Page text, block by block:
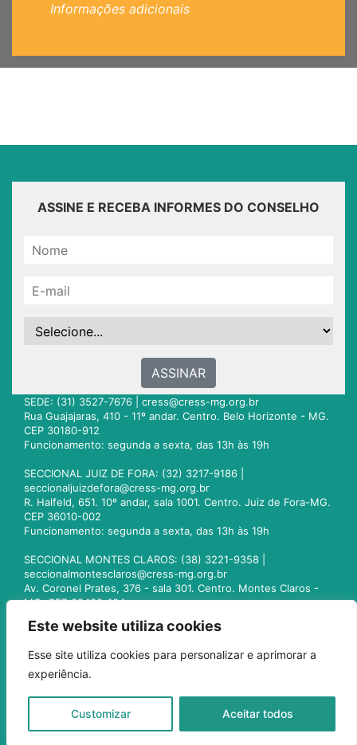
Este website utiliza cookies
Esse site utiliza cookies para personalizar e aprimorar a
experiência.
Customizar Aceitar todos
Informações adicionais
ASSINE E RECEBA INFORMES DO CONSELHO
ASSINAR
SEDE: (31) 3527-7676 | cress@cress-mg.org.br
Rua Guajajaras, 410 - 11º andar. Centro. Belo Horizonte - MG.
CEP 30180-912
Funcionamento: segunda a sexta, das 13h às 19h
SECCIONAL JUIZ DE FORA: (32) 3217-9186 |
seccionaljuizdefora@cress-mg.org.br
R. Halfeld, 651. 10º andar, sala 1001. Centro. Juiz de Fora-MG.
CEP 36010-002
Funcionamento: segunda a sexta, das 13h às 19h
SECCIONAL MONTES CLAROS: (38) 3221-9358 |
seccionalmontesclaros@cress-mg.org.br
Av. Coronel Prates, 376 - sala 301. Centro. Montes Claros -
MG. CEP 39400-104
seccionaluberlandia@cress-mg.org.br
Av. Afonso Pena, 547 - sala 101. Uberlândia - MG. CEP